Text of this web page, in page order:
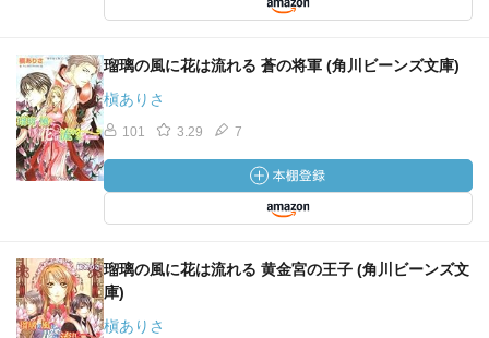
瑠璃の風に花は流れる 蒼の将軍 (角川ビーンズ文庫)
槇ありさ
101 3.29 7
瑠璃の風に花は流れる 黄金宮の王子 (角川ビーンズ文
庫)
槇ありさ